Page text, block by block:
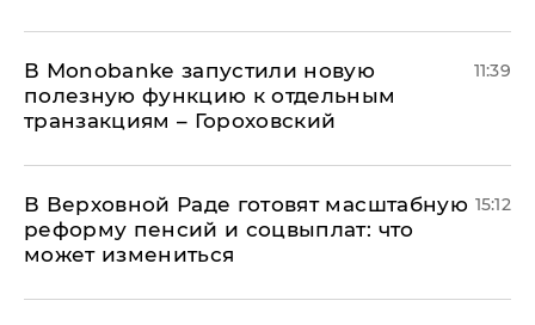
В Мonobankе запустили новую
полезную функцию к отдельным
транзакциям – Гороховский
11:39
В Верховной Раде готовят масштабную
реформу пенсий и соцвыплат: что
может измениться
15:12